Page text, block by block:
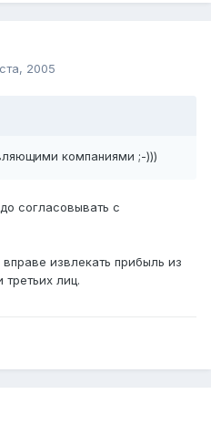
2005
компаниями ;-)))
согласовывать с
извлекать прибыль из
лиц.